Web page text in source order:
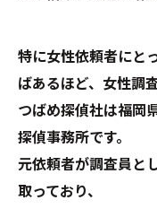
特に女性依頼者にと
ばあるほど、女性調
つばめ探偵社は福岡
探偵事務所です。
元依頼者が調査員と
取っており、